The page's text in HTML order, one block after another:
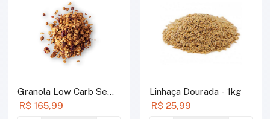
Granola Low Carb Sem
Açúcar- 1kg
R$ 165,99
Linhaça Dourada - 1kg
R$ 25,99